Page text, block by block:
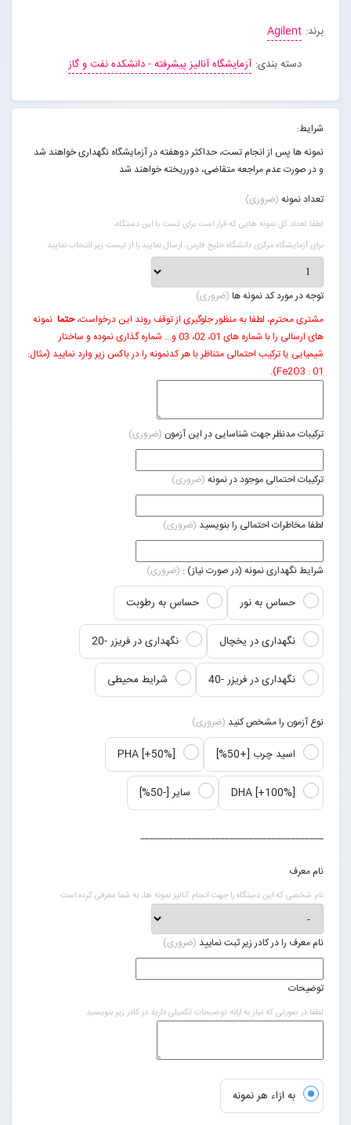
تماس با ما
عضویت در سایت
برند: Agilent
دسته بندی: آزمایشگاه آنالیز پیشرفته - دانشکده نفت و گاز
شرایط:
نمونه ها پس از انجام تست، حداکثر دوهفته در آزمایشگاه نگهداری خواهند شد
و در صورت عدم مراجعه متقاضی، دورریخته خواهند شد
تعداد نمونه (ضروری)
لطفا تعداد کل نمونه هایی که قرار است برای تست با این دستگاه،
برای آزمایشگاه مرکزی دانشگاه خلیج فارس، ارسال نمایید را از لیست زیر انتخاب نمایید
توجه در مورد کد نمونه ها (ضروری)
مشتری محترم، لطفا به منظور جلوگیری از توقف روند این درخواست،حتما نمونه
های ارسالی را با شماره های 01، 02، 03 و... شماره گذاری نموده و ساختار
شیمیایی یا ترکیب احتمالی متناظر با هر کدنمونه را در باکس زیر وارد نمایید (مثال:
01 : Fe2O3).
ترکیبات مدنظر جهت شناسایی در این آزمون (ضروری)
ترکیبات احتمالی موجود در نمونه (ضروری)
لطفا مخاطرات احتمالی را بنویسید (ضروری)
شرایط نگهداری نمونه (در صورت نیاز) : (ضروری)
حساس به نور حساس به رطوبت
نگهداری در یخچال نگهداری در فریزر -20
نگهداری در فریزر -40 شرایط محیطی
نوع آزمون را مشخص کنید (ضروری)
اسید چرب [+50%] PHA [+50%]
DHA [+100%] سایر [-50%]
_______________________________________
نام معرف
نام شخصی که این دستگاه را جهت انجام آنالیز نمونه ها، به شما معرفی کرده است
نام معرف را در کادر زیر ثبت نمایید (ضروری)
توضیحات
لطفا در صورتی که نیاز به ارائه توضیحات تکمیلی دارید در کادر زیر بنویسید
به ازاء هر نمونه